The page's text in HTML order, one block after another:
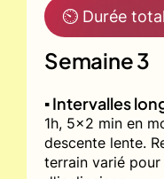
⏲ Durée
Semaine 3
▪️ Intervalles
1h, 5x2 min en
descente lente.
terrain varié